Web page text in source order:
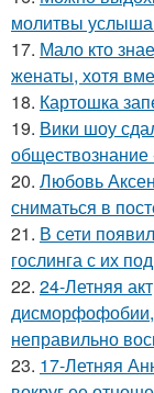
молитвы
17. Мало кто
женаты, хотя
18. Картошка
19. Вики шоу
обществознание
20. Любовь
сниматься в
21. В сети
гослинга с их
22. 24-Летняя
дисморфофобии,
неправильно
23. 17-Летняя